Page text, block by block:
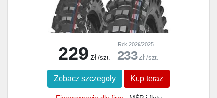
229 zł /szt.
Rok 2026/2025
233 zł /szt.
Zobacz szczegóły Kup teraz